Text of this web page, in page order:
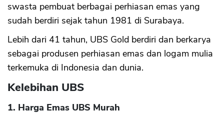
swasta pembuat berbagai perhiasan emas yang
sudah berdiri sejak tahun 1981 di Surabaya.
Lebih dari 41 tahun, UBS Gold berdiri dan berkarya
sebagai produsen perhiasan emas dan logam mulia
terkemuka di Indonesia dan dunia.
Kelebihan UBS
1. Harga Emas UBS Murah